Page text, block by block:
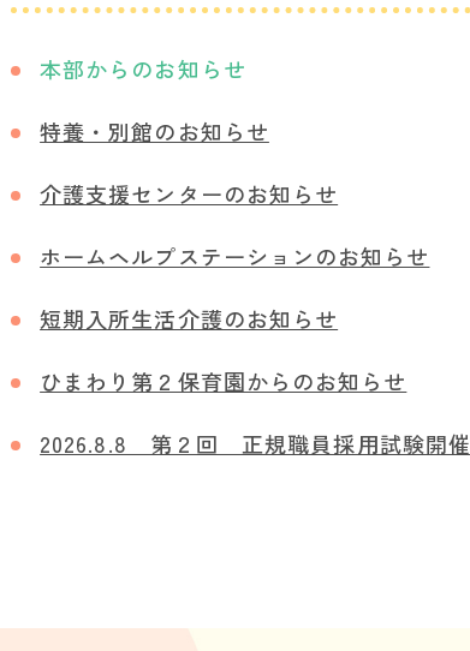
本部からのお知らせ
特養・別館のお知らせ
介護支援センターのお知らせ
ホームヘルプステーションのお知らせ
短期入所生活介護のお知らせ
ひまわり第２保育園からのお知らせ
2026.8.8 第２回 正規職員採用試験開催